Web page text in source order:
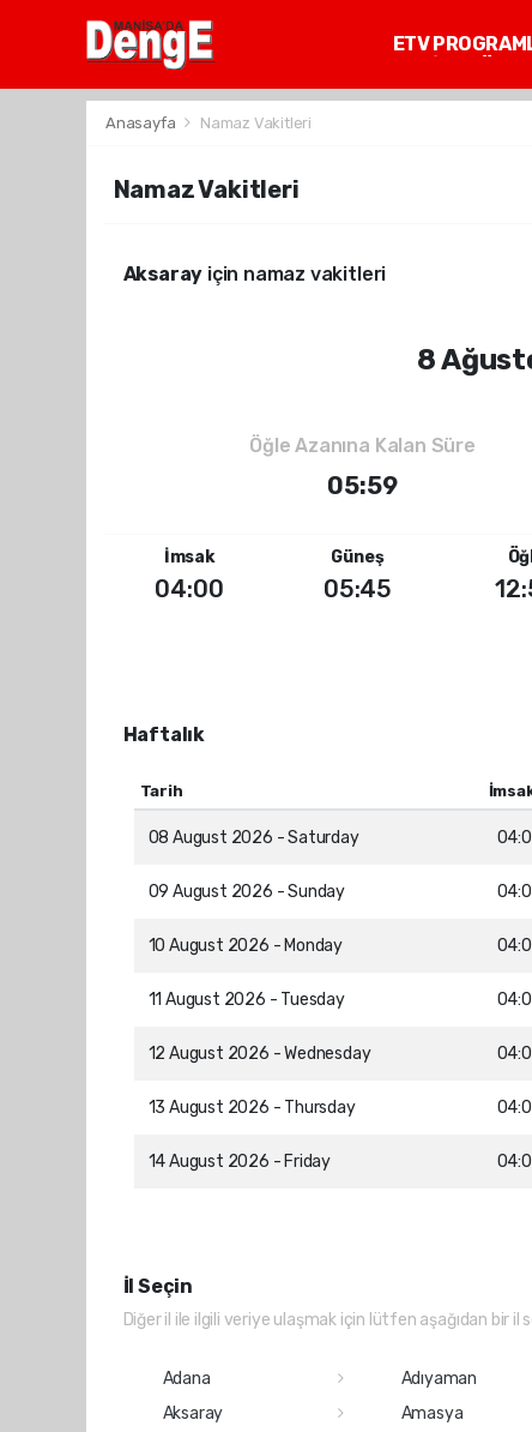
ETV
Anasayfa Namaz Vakitleri
Namaz Vakitleri
Aksaray için namaz vakitleri
8
Öğle Azanına Kalan Süre
05:59
İmsak
04:00
Güneş
05:45
Haftalık
Tarih
08 August 2026 - Saturday
09 August 2026 - Sunday
10 August 2026 - Monday
11 August 2026 - Tuesday
12 August 2026 - Wednesday
13 August 2026 - Thursday
14 August 2026 - Friday
İl Seçin
Diğer il ile ilgili veriye ulaşmak için lütfen aşağıdan bir il
Adana Adıyaman
Aksaray
Amasya